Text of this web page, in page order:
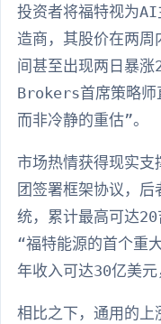
投资者将福特视为AI
造商，其股价在两周
间甚至出现两日暴
Brokers首席策略师
而非冷静的重估”。
市场热情获得现实
团签署框架协议，
统，累计最高可达
“福特能源的首个重
年收入可达30亿美元
相比之下，通用的上